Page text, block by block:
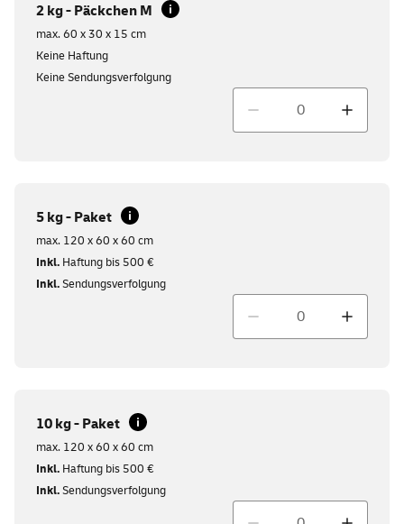
2 kg - Päckchen M
max. 60 x 30 x 15 cm
Keine Haftung
Keine Sendungsverfolgung
5 kg - Paket
max. 120 x 60 x 60 cm
Inkl. Haftung bis 500 €
Inkl.Sendungsverfolgung
10 kg - Paket
max. 120 x 60 x 60 cm
Inkl. Haftung bis 500 €
Inkl.Sendungsverfolgung